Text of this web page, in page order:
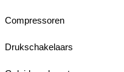
Compressoren
Drukschakelaars